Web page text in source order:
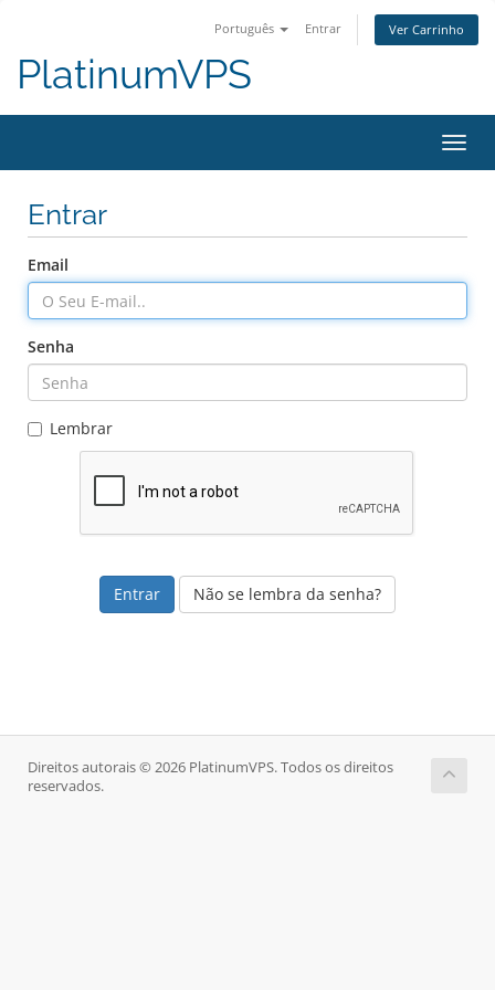
Português Entrar Ver Carrinho
PlatinumVPS
Entrar
Email
Senha
Lembrar
Não se lembra da senha?
Direitos autorais © 2026 PlatinumVPS. Todos os direitos
reservados.